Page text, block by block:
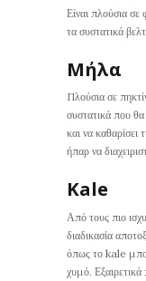
Είναι πλούσια
τα συστατικά
Μήλα
Πλούσια σε
συστατικά που θα
και να
ήπαρ να
Kale
Από τους πιο
διαδικασία
όπως το kale
χυμό.